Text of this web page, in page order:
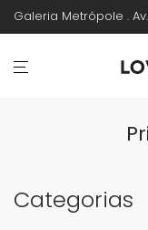
Galeria Metrópole .
Categorias